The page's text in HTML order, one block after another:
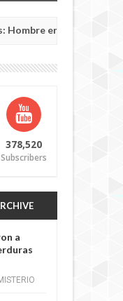
en Francia volvió a la
378,520
Subscribers
a